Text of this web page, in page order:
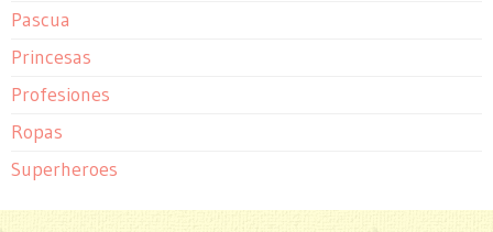
Pascua
Princesas
Profesiones
Ropas
Superheroes